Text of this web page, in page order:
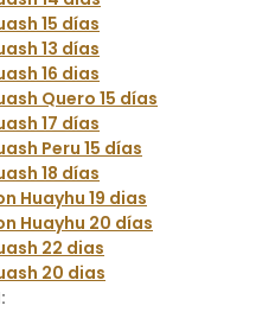
15 días
13 días
16 dias
Quero 15 días
17 días
Peru 15 días
18 días
Huayhu 19 dias
Huayhu 20 días
22 dias
20 dias